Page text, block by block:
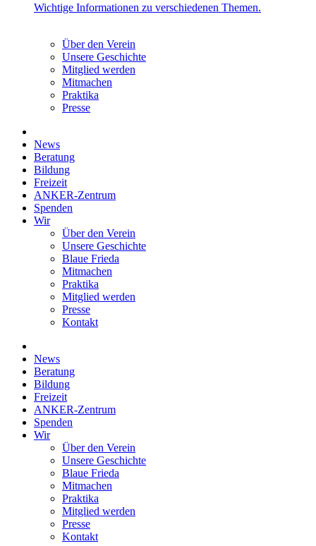
Wichtige Informationen zu verschiedenen Themen.
Über den Verein
Unsere Geschichte
Mitglied werden
Mitmachen
Praktika
Presse
News
Beratung
Bildung
Freizeit
ANKER-Zentrum
Spenden
Wir
Über den Verein
Unsere Geschichte
Blaue Frieda
Mitmachen
Praktika
Mitglied werden
Presse
Kontakt
News
Beratung
Bildung
Freizeit
ANKER-Zentrum
Spenden
Wir
Über den Verein
Unsere Geschichte
Blaue Frieda
Mitmachen
Praktika
Mitglied werden
Presse
Kontakt